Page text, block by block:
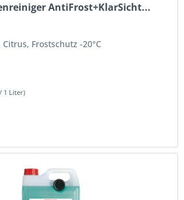
AntiFrost+KlarSicht...
Frostschutz -20°C
1 Liter)